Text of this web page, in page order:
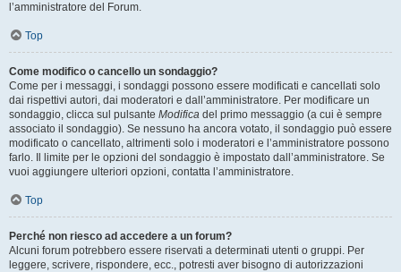
l’amministratore del Forum.
Top
Come modifico o cancello un sondaggio?
Come per i messaggi, i sondaggi possono essere modificati e cancellati solo
dai rispettivi autori, dai moderatori e dall’amministratore. Per modificare un
sondaggio, clicca sul pulsante Modifica del primo messaggio (a cui è sempre
associato il sondaggio). Se nessuno ha ancora votato, il sondaggio può essere
modificato o cancellato, altrimenti solo i moderatori e l’amministratore possono
farlo. Il limite per le opzioni del sondaggio è impostato dall’amministratore. Se
vuoi aggiungere ulteriori opzioni, contatta l’amministratore.
Top
Perché non riesco ad accedere a un forum?
Alcuni forum potrebbero essere riservati a determinati utenti o gruppi. Per
leggere, scrivere, rispondere, ecc., potresti aver bisogno di autorizzazioni